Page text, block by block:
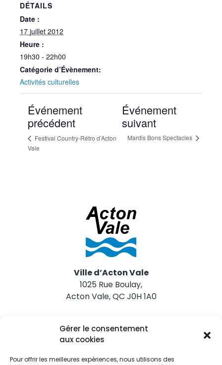
Gérer le consentement
aux cookies
Pour offrir les meilleures expériences, nous utilisons des
DÉTAILS
Date :
17 juillet 2012
Heure :
19h30 - 22h00
Catégorie d’Évènement:
Activités culturelles
Événement
précédent
Festival Country-Rétro d’Acton
Vale
Événement
suivant
Mardis Bons Spectacles
Ville d’Acton Vale
1025 Rue Boulay,
Acton Vale, QC J0H 1A0
Nous joindre
Tél. 450 546-2703